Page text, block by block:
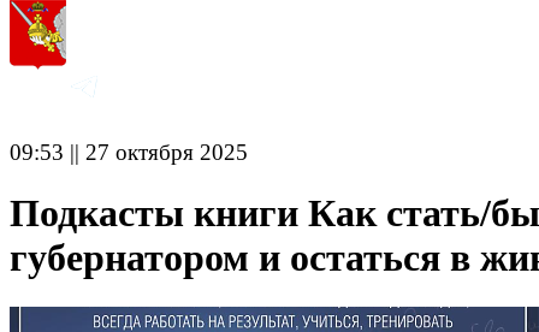
09:53 || 27 октября 2025
Подкасты книги Как стать/
губернатором и остаться в